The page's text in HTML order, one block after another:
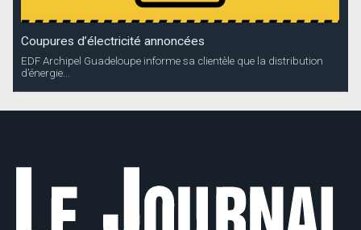
Coupures d’électricité annoncées
EDF Archipel Guadeloupe informe sa clientèle que la distribution
d’énergie...